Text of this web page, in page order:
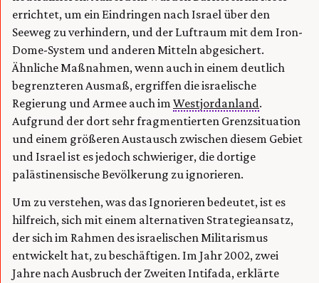
errichtet, um ein Eindringen nach Israel über den
Seeweg zu verhindern, und der Luftraum mit dem Iron-
Dome-System und anderen Mitteln abgesichert.
Ähnliche Maßnahmen, wenn auch in einem deutlich
begrenzteren Ausmaß, ergriffen die israelische
Regierung und Armee auch im Westjordanland.
Aufgrund der dort sehr fragmentierten Grenzsituation
und einem größeren Austausch zwischen diesem Gebiet
und Israel ist es jedoch schwieriger, die dortige
palästinensische Bevölkerung zu ignorieren.
Um zu verstehen, was das Ignorieren bedeutet, ist es
hilfreich, sich mit einem alternativen Strategieansatz,
der sich im Rahmen des israelischen Militarismus
entwickelt hat, zu beschäftigen. Im Jahr 2002, zwei
Jahre nach Ausbruch der Zweiten Intifada, erklärte